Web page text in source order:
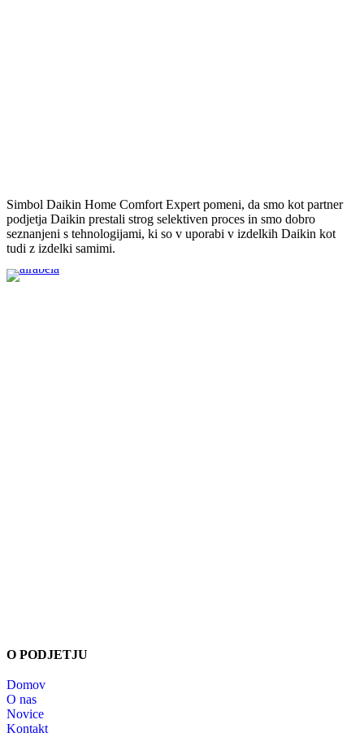
Simbol Daikin Home Comfort Expert pomeni, da smo kot partner
podjetja Daikin prestali strog selektiven proces in smo dobro
seznanjeni s tehnologijami, ki so v uporabi v izdelkih Daikin kot
tudi z izdelki samimi.
O PODJETJU
Domov
O nas
Novice
Kontakt